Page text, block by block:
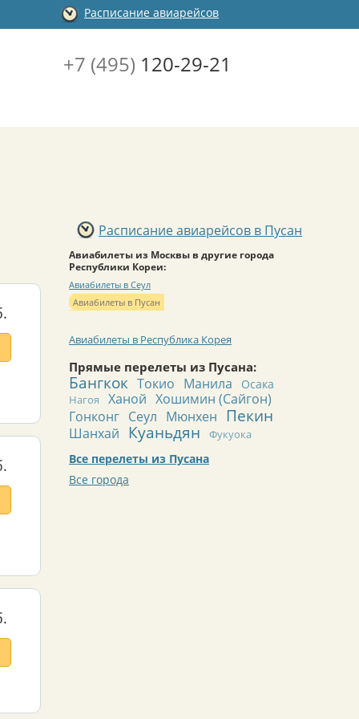
Расписание авиарейсов
+7 (495) 120-29-21
Расписание авиарейсов в Пусан
Авиабилеты из Москвы в другие города
Республики Кореи:
Авиабилеты в Сеул
Авиабилеты в Пусан
Авиабилеты в Республика Корея
Прямые перелеты из Пусана:
Бангкок Токио Манила Осака
Нагоя Ханой Хошимин (Сайгон)
Гонконг Сеул Мюнхен Пекин
Шанхай Куаньдян Фукуока
Все перелеты из Пусана
Все города